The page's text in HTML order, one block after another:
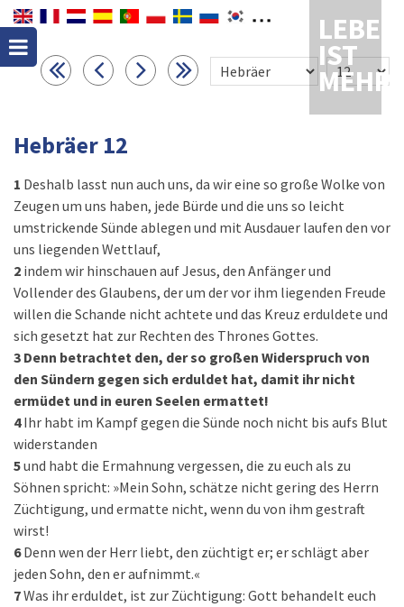
LEBEN
IST
MEHR
Hebräer 12
1 Deshalb lasst nun auch uns, da wir eine so große Wolke von
Zeugen um uns haben, jede Bürde und die uns so leicht
umstrickende Sünde ablegen und mit Ausdauer laufen den vor
uns liegenden Wettlauf,
2 indem wir hinschauen auf Jesus, den Anfänger und
Vollender des Glaubens, der um der vor ihm liegenden Freude
willen die Schande nicht achtete und das Kreuz erduldete und
sich gesetzt hat zur Rechten des Thrones Gottes.
3 Denn betrachtet den, der so großen Widerspruch von
den Sündern gegen sich erduldet hat, damit ihr nicht
ermüdet und in euren Seelen ermattet!
4 Ihr habt im Kampf gegen die Sünde noch nicht bis aufs Blut
widerstanden
5und habt die Ermahnung vergessen, die zu euch als zu
Söhnen spricht: »Mein Sohn, schätze nicht gering des Herrn
Züchtigung, und ermatte nicht, wenn du von ihm gestraft
wirst!
6 Denn wen der Herr liebt, den züchtigt er; er schlägt aber
jeden Sohn, den er aufnimmt.«
7Was ihr erduldet, ist zur Züchtigung: Gott behandelt euch